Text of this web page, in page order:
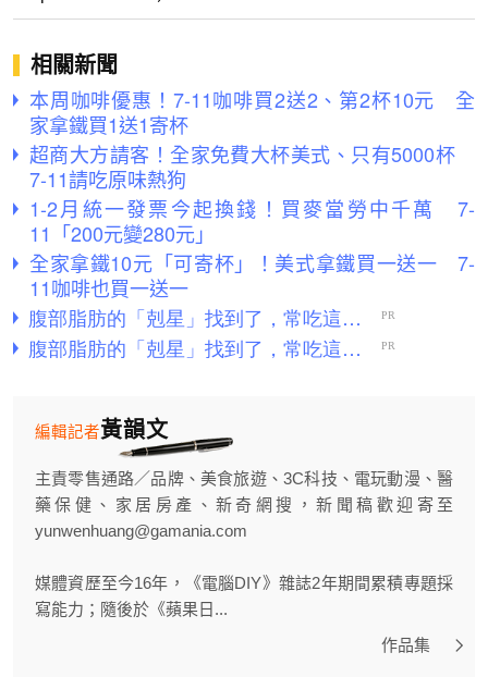
相關新聞
本周咖啡優惠！7-11咖啡買2送2、第2杯10元 全
家拿鐵買1送1寄杯
超商大方請客！全家免費大杯美式、只有5000杯
7-11請吃原味熱狗
1-2月統一發票今起換錢！買麥當勞中千萬 7-
11「200元變280元」
全家拿鐵10元「可寄杯」！美式拿鐵買一送一 7-
11咖啡也買一送一
黃韻文
編輯記者
主責零售通路／品牌、美食旅遊、3C科技、電玩動漫、醫
藥保健、家居房產、新奇網搜，新聞稿歡迎寄至
yunwenhuang@gamania.com
媒體資歷至今16年，《電腦DIY》雜誌2年期間累積專題採
寫能力；隨後於《蘋果日...
作品集